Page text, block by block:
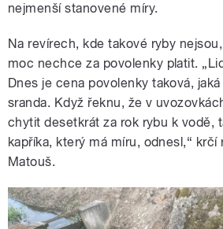
nejmenší stanovené míry.
Na revírech, kde takové ryby
moc nechce za povolenky platit.
Dnes je cena povolenky taková,
sranda. Když řeknu, že v
chytit desetkrát za rok rybu k vodě,
kapříka, který má míru, odnesl,“ krčí
Matouš.